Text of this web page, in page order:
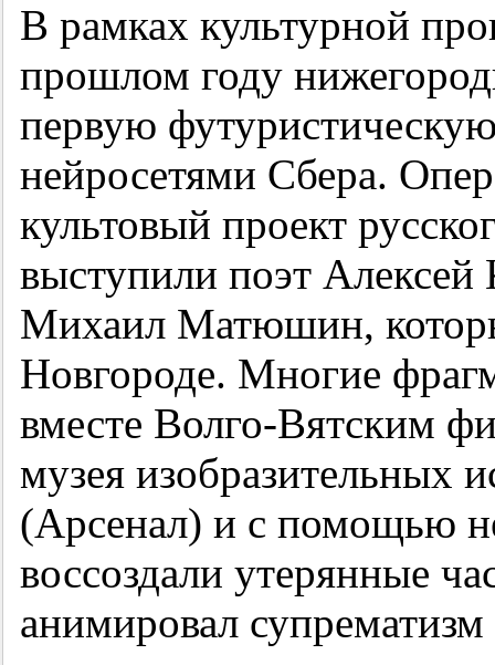
В рамках культурной
прошлом году
первую
нейросетями Сбера.
культовый проект
выступили поэт
Михаил Матюшин,
Новгороде. Многие
вместе Волго-Вятским
музея изобразительных
(Арсенал) и с помощью
воссоздали утерянные
анимировал